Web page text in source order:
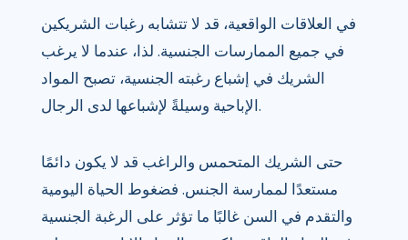
في العلاقات الواقعية، قد لا تتشابه رغبات الشريكين
في جميع الممارسات الجنسية. لذا، عندما لا يرغب
الشريك في إشباع رغبته الجنسية، تصبح المواد
الإباحية وسيلةً لإشباعها لدى الرجال.
حتى الشريك المتحمس والراغب قد لا يكون دائمًا
مستعدًا لممارسة الجنس. فضغوط الحياة اليومية
والتقدم في السن غالبًا ما تؤثر على الرغبة الجنسية